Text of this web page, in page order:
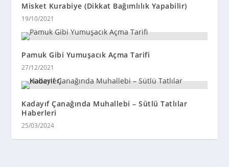
Misket Kurabiye (Dikkat Bağımlılık Yapabilir)
19/10/2021
Pamuk Gibi Yumuşacık Açma Tarifi
27/12/2021
Kadayıf Çanağında Muhallebi – Sütlü Tatlılar
Haberleri
25/03/2024